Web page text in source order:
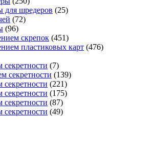
для шредеров (25)
(72)
(96)
скрепок (451)
пластиковых карт (476)
(7)
секретности (139)
(221)
(175)
(87)
(49)